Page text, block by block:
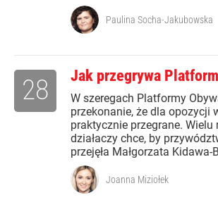
Paulina Socha-Jakubowska
Jak przegrywa
W szeregach Platformy
przekonanie, że dla opozycji
praktycznie przegrane. Wielu
działaczy chce, by
przejęła Małgorzata Kidawa-
28
Joanna Miziołek